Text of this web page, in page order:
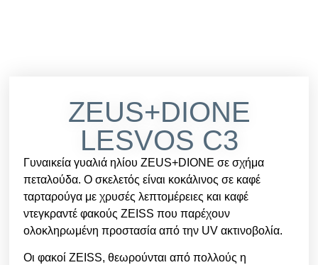
ZEUS+DIONE
LESVOS C3
Γυναικεία γυαλιά ηλίου ZEUS+DIONE σε σχήμα
πεταλούδα. Ο σκελετός είναι κοκάλινος σε καφέ
ταρταρούγα με χρυσές λεπτομέρειες και καφέ
ντεγκραντέ φακούς ZEISS που παρέχουν
ολοκληρωμένη προστασία από την UV ακτινοβολία.
Οι φακοί ZEISS, θεωρούνται από πολλούς η